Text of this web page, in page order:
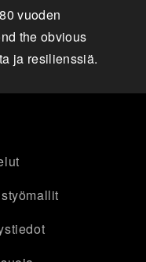
vuoden
the obvious
ja resilienssiä.